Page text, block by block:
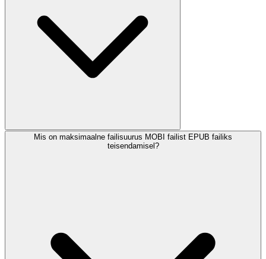
Mis on maksimaalne failisuurus MOBI failist EPUB failiks
teisendamisel?